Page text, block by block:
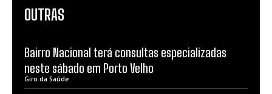
OUTRAS
Bairro Nacional terá consultas especializadas
neste sábado em Porto Velho
Giro da Saúde